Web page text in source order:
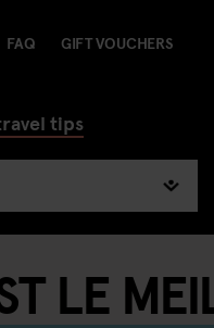
FAQ GIFT VOUCHERS
tips
LE